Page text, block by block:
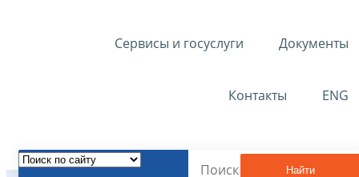
Сервисы и госуслуги Документы
Контакты ENG
Найти